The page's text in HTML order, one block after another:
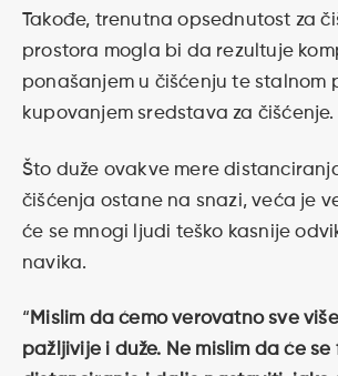
Takođe, trenutna opsednutost za
prostora mogla bi da rezultuje
ponašanjem u čišćenju te stalnom
kupovanjem sredstava za čišćenje.
Što duže ovakve mere
čišćenja ostane na snazi, veća je
će se mnogi ljudi teško kasnije
navika.
“ Mislim da ćemo verovatno sve
pažljivije i duže. Ne mislim da će se